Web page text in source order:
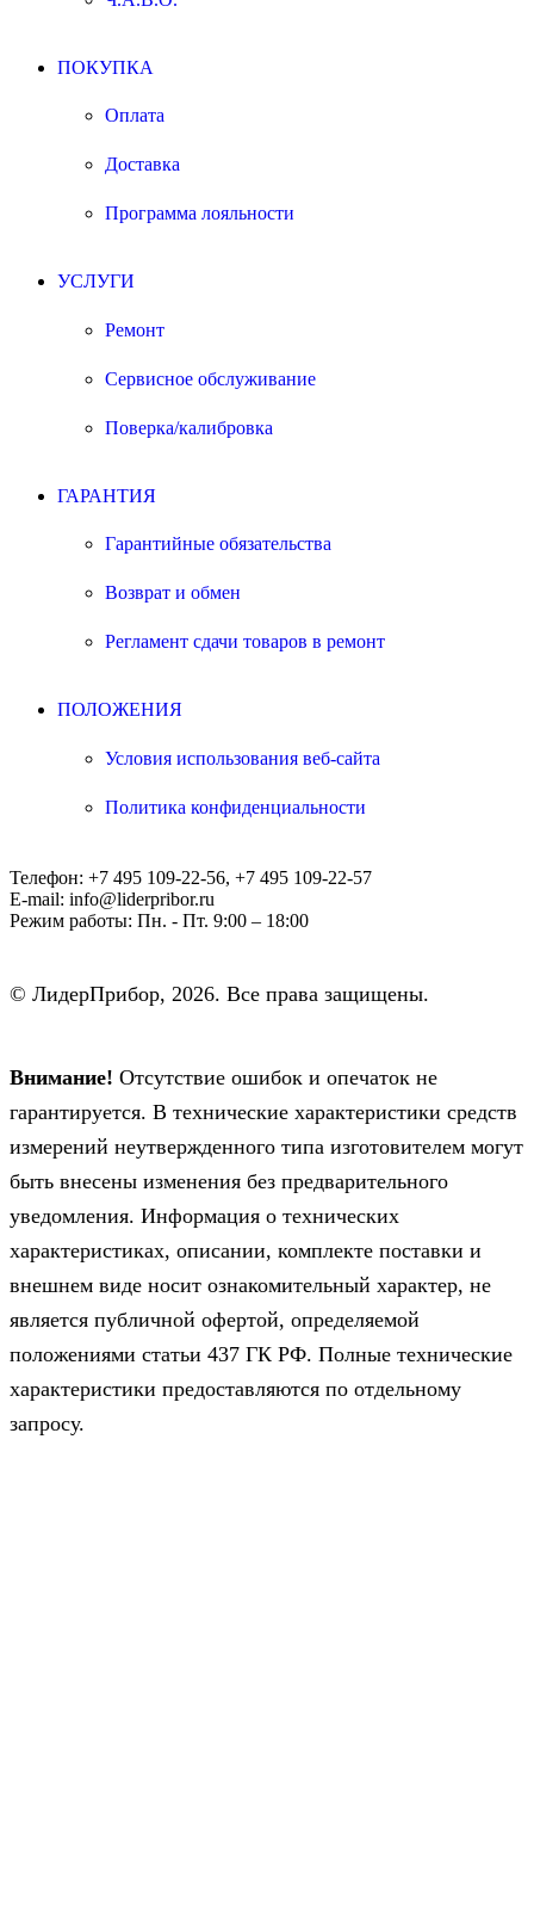
ПОКУПКА
Оплата
Доставка
Программа лояльности
УСЛУГИ
Ремонт
Сервисное обслуживание
Поверка/калибровка
ГАРАНТИЯ
Гарантийные обязательства
Возврат и обмен
Регламент сдачи товаров в ремонт
ПОЛОЖЕНИЯ
Условия использования веб-сайта
Политика конфиденциальности
Телефон: +7 495 109-22-56, +7 495 109-22-57
E-mail: info@liderpribor.ru
Режим работы: Пн. - Пт. 9:00 – 18:00
© ЛидерПрибор, 2026. Все права защищены.
Внимание! Отсутствие ошибок и опечаток не
гарантируется. В технические характеристики средств
измерений неутвержденного типа изготовителем могут
быть внесены изменения без предварительного
уведомления. Информация о технических
характеристиках, описании, комплекте поставки и
внешнем виде носит ознакомительный характер, не
является публичной офертой, определяемой
положениями статьи 437 ГК РФ. Полные технические
характеристики предоставляются по отдельному
запросу.